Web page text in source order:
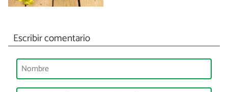
Escribir comentario